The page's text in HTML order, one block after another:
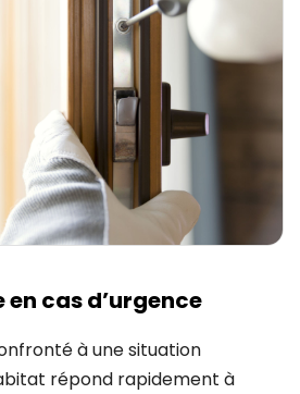
cas d’urgence
à une situation
répond rapidement à